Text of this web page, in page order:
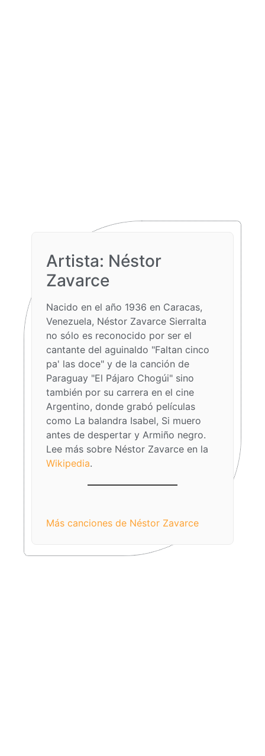
Artista: Néstor
Zavarce
Nacido en el año 1936 en Caracas,
Venezuela, Néstor Zavarce Sierralta
no sólo es reconocido por ser el
cantante del aguinaldo "Faltan cinco
pa' las doce" y de la canción de
Paraguay "El Pájaro Chogúi" sino
también por su carrera en el cine
Argentino, donde grabó películas
como La balandra Isabel, Si muero
antes de despertar y Armiño negro.
Lee más sobre Néstor Zavarce en la
Wikipedia.
doce
Más canciones de Néstor Zavarce